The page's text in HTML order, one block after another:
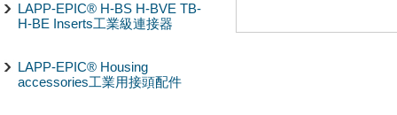
LAPP-EPIC® H-BS H-BVE TB-
H-BE Inserts工業級連接器
LAPP-EPIC® Housing
accessories工業用接頭配件